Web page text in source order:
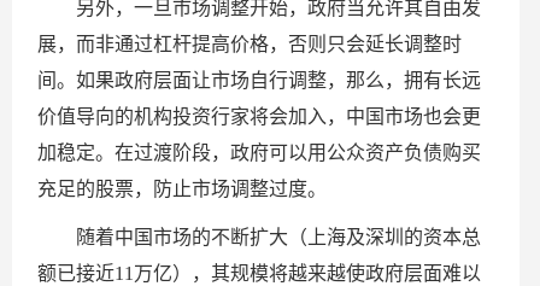
另外，一旦市场调整开始，政府当允许其自由发
展，而非通过杠杆提高价格，否则只会延长调整时
间。如果政府层面让市场自行调整，那么，拥有长远
价值导向的机构投资行家将会加入，中国市场也会更
加稳定。在过渡阶段，政府可以用公众资产负债购买
充足的股票，防止市场调整过度。
随着中国市场的不断扩大（上海及深圳的资本总
额已接近11万亿），其规模将越来越使政府层面难以